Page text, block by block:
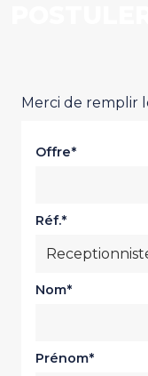
Merci de remplir
Offre
Réf.
Nom
Prénom